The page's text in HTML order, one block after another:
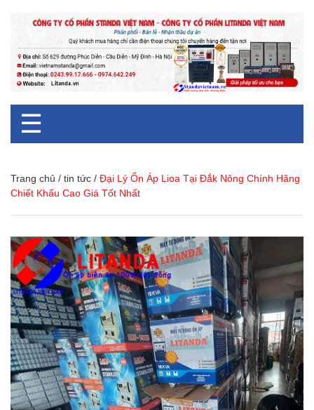
☰
Trang chủ / tin tức / Đại Lý Ổn Áp Lioa Tại Đắk Nông Chính Hãng
Chiết Khấu Cao Giá Tốt Nhất